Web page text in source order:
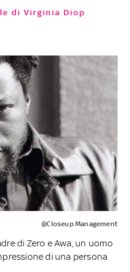
di Virginia Diop
@Closeup Management
di Zero e Awa, un uomo
di una persona